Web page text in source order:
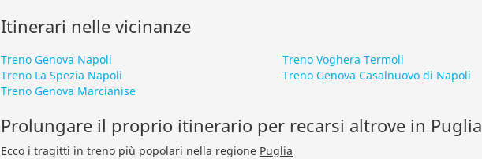
Itinerari nelle vicinanze
Treno Genova Napoli
Treno La Spezia Napoli
Treno Genova Marcianise
Treno Voghera Termoli
Treno Genova Casalnuovo di Napoli
Prolungare il proprio itinerario per recarsi altrove in Puglia
Ecco i tragitti in treno più popolari nella regione Puglia